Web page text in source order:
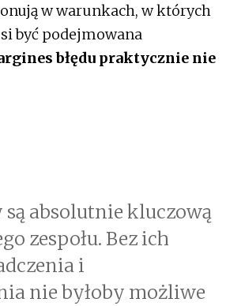
w warunkach, w których
być podejmowana
błędu praktycznie nie
absolutnie kluczową
zespołu. Bez ich
i
nie byłoby możliwe